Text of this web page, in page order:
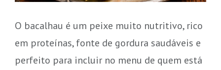
O bacalhau é um peixe muito nutritivo, rico
em proteínas, fonte de gordura saudáveis e
perfeito para incluir no menu de quem está